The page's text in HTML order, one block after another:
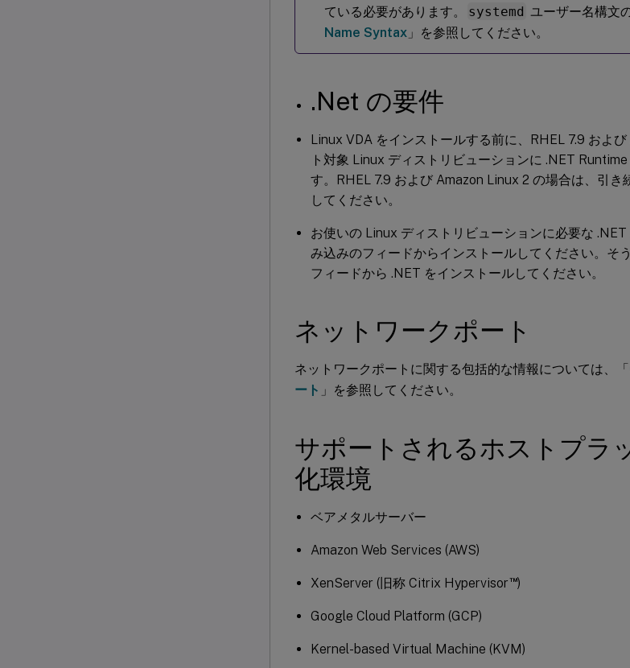
ている必要があります。
systemd ユーザー名構文
Name Syntax 」を参照してください。
.Net の要件
Linux VDA をインストールする前に、RHEL 7.9 およ
ト対象 Linux ディストリビューションに .NET
す。RHEL 7.9 および Amazon Linux 2 の場合は、引
してください。
お使いの Linux ディストリビューションに必要な
み込みのフィードからインストールしてください。
フィードから .NET をインストールしてください。
ネットワークポート
ネットワークポートに関する包括的な情報については、「
ート 」を参照してください。
サポートされるホストプラ
化環境
ベアメタルサーバー
Amazon Web Services (AWS)
XenServer (旧称 Citrix Hypervisor™)
Google Cloud Platform (GCP)
Kernel-based Virtual Machine (KVM)